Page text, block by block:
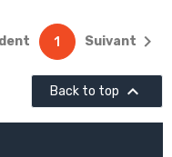
1 Suivant 
Back to top 